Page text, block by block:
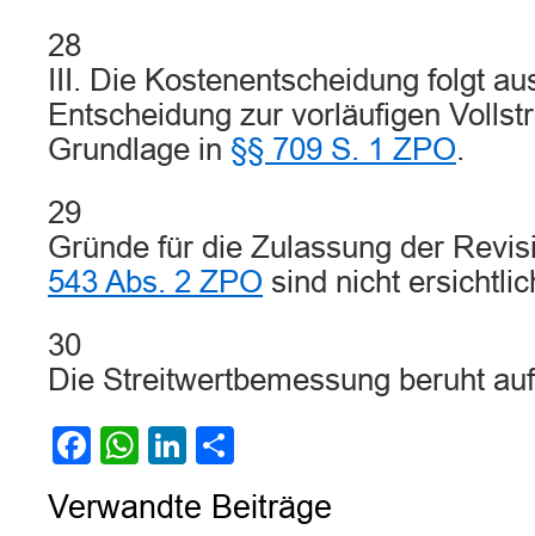
28
III. Die Kostenentscheidung folgt
Entscheidung zur vorläufigen
Grundlage in §§ 709 S. 1 ZPO.
29
Gründe für die Zulassung der
543 Abs. 2 ZPO sind nicht
30
Die Streitwertbemessung beruht
Facebook
WhatsApp
LinkedIn
Verwandte Beiträge